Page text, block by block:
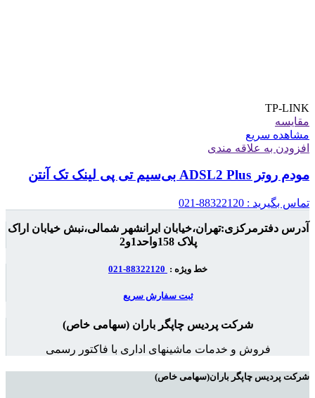
TP-LINK
مقایسه
مشاهده سریع
افزودن به علاقه مندی
مودم روتر ADSL2 Plus بی‌سیم تی پی لینک تک آنتن
تماس بگیرید : 88322120-021
آدرس دفترمرکزی:تهران،خیابان ایرانشهر شمالی،نبش خیابان اراک
پلاک 158واحد1و2
خط ویژه :
ثبت سفارش سریع
شرکت پردیس چاپگر باران (سهامی خاص)
فروش و خدمات ماشینهای اداری با فاکتور رسمی
شرکت پردیس چاپگر باران(سهامی خاص)